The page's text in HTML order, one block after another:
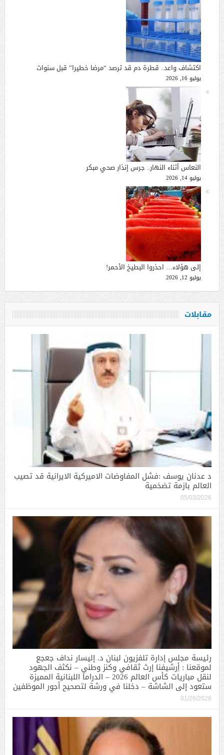
اكتشاف واعد.. قطرة دم قد ترصد “مرضا خطيرا” قبل سنوات
يوليو 16, 2026
النعاس أثناء النهار.. جرس إنذار صحي مبكر
يوليو 14, 2026
إلى هؤلاء… احذروا البطيخ الأحمر!
يوليو 12, 2026
مقابلات
د عدنان يوسف :فشل المفاوضات الاميركية الايرانية قد تصيب
العالم بازمة تضخمية
05/03/2026
رئيسة مجلس إدارة تلفزيون لبنان د. إليسار نداف جعجع
لموقعنا : أِرشيفنا إرث ثقافي وكنز وطني – نكثف الجهود
لنقل مباريات كأس العالم 2026 – الدراما اللبنانية المميزة
ستعود إلى الشاشة – دخلنا في ورشة لتصحيح أجور الموظفين
01/26/2026